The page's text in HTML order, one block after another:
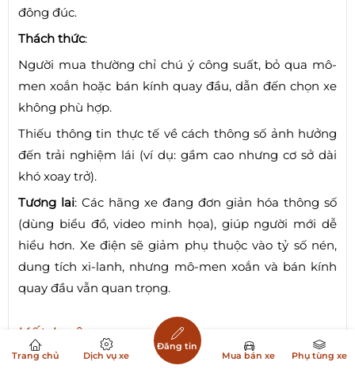
đông đúc.
Thách thức:
Người mua thường chỉ chú ý công suất, bỏ qua mô-
men xoắn hoặc bán kính quay đầu, dẫn đến chọn xe
không phù hợp.
Thiếu thông tin thực tế về cách thông số ảnh hưởng
đến trải nghiệm lái (ví dụ: gầm cao nhưng cơ sở dài
khó xoay trở).
Tương lai: Các hãng xe đang đơn giản hóa thông số
(dùng biểu đồ, video minh họa), giúp người mới dễ
hiểu hơn. Xe điện sẽ giảm phụ thuộc vào tỷ số nén,
dung tích xi-lanh, nhưng mô-men xoắn và bán kính
quay đầu vẫn quan trọng.
Kết Luận
Các thông số kỹ thuật nhưmô-men xoắn, tỷ số nén ,
Trang chủ Dịch vụ xe
Đăng tin
Mua bán xe
Phụ tùng xe